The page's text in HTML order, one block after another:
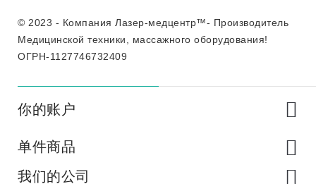
© 2023 - Компания Лазер-медцентр™- Производитель
Медицинской техники, массажного оборудования!
ОГРН-1127746732409
你的账户
单件商品
我们的公司